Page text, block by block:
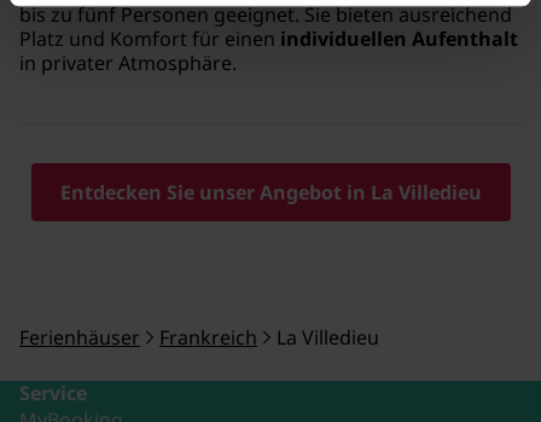
bis zu fünf Personen geeignet. Sie bieten ausreichend
Platz und Komfort für einen individuellen Aufenthalt
in privater Atmosphäre.
Entdecken Sie unser Angebot in La Villedieu
Ferienhäuser Frankreich La Villedieu
Service